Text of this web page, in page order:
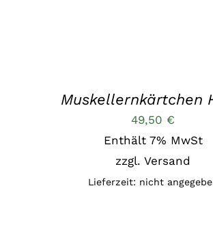
Muskellernkärtchen
49,50 €
Enthält 7% MwSt
zzgl. Versand
Lieferzeit: nicht